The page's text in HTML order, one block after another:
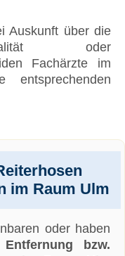
Auskunft über die
oder
Fachärzte im
im Raum Ulm
oder haben
Entfernung bzw.